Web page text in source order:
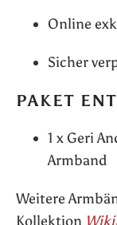
Online
Sicher
PAKET
1 x Geri
Armband
Weitere
Kollektion